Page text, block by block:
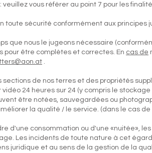
vous référer au point 7 pour les
toute sécurité conformément aux principes
que nous le jugeons nécessaire
pour être complètes et correctes. En cas de
.
sections de nos terres et des propriétés
24 heures sur 24 (y compris le
être notées, sauvegardées ou
la qualité / le service. (dans le cas
d'une consommation ou d'une «nuitée»,
Les incidents de toute nature à cet
juridique et au sens de la gestion de la